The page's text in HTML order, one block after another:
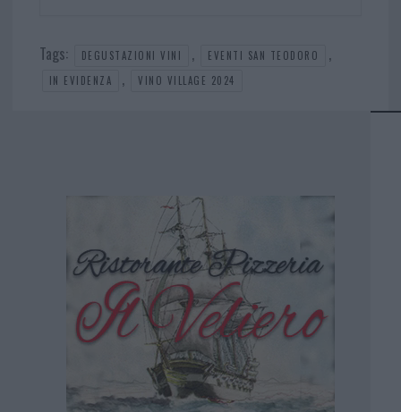
Tags: DEGUSTAZIONI VINI , EVENTI SAN TEODORO ,
IN EVIDENZA , VINO VILLAGE 2024